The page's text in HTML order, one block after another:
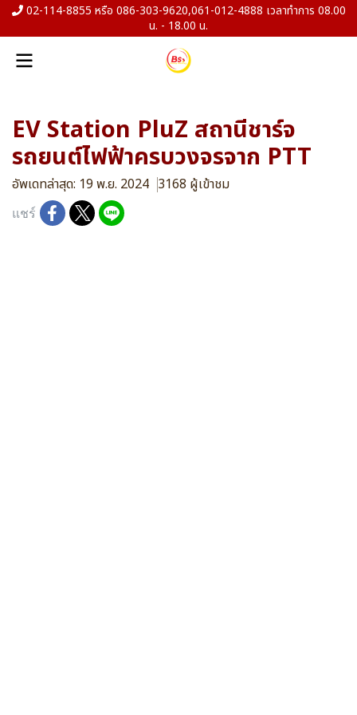
02-114-8855 หรือ 086-303-9620,061-012-4888 เวลาทำการ 08.00
น. - 18.00 น.
EV Station PluZ สถานีชาร์จ
รถยนต์ไฟฟ้าครบวงจรจาก PTT
อัพเดทล่าสุด: 19 พ.ย. 2024 3168 ผู้เข้าชม
แชร์